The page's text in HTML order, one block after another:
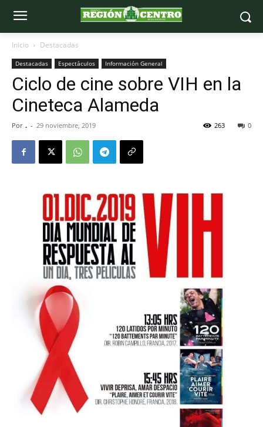
Inicio Destacadas
Destacadas Espectáculos Información General
Ciclo de cine sobre VIH en la
Cineteca Alameda
Por . - 29 noviembre, 2019 0
263